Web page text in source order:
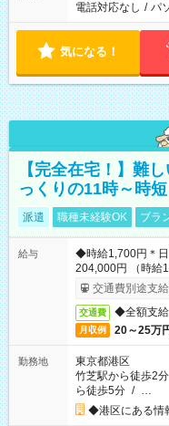
電話対応なし / パ
気になる！
【完全在宅！】難
っくりの11時～時
派遣 職種未経験OK ブラ
給与
◆時給1,700円＊日
204,000円 （時給
交通費別途支
交通費 ◆全額支
月収例 20～25万
勤務地
東京都港区
竹芝駅から徒歩2分
ら徒歩5分 / …
◆港区にある情